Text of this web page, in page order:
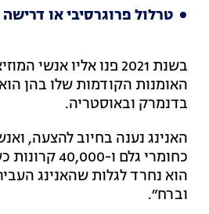
טרלול פרוגרסיבי או דרישה לגיטימית?
בשנת 2021 פנו אליו
האומנות הקודמות שלו בהן
בדנמרק ובאוסטריה.
כחומרי
הוא נחרד לגלות שהאנינג
וברח״.